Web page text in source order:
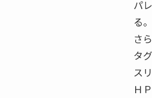
パ
る。
さ
タ
ス
Ｈ